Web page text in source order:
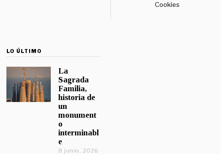
Cookies
LO ÚLTIMO
La
Sagrada
Familia,
historia de
un
monument
o
interminabl
e
8 junio, 2026